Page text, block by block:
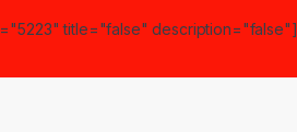
title="false" description="false"]